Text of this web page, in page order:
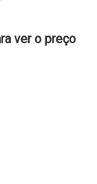
ver o preço